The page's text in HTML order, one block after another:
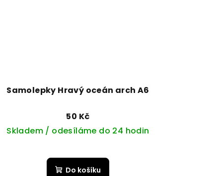
Samolepky Hravý oceán arch A6
50 Kč
Skladem / odesíláme do 24 hodin
Do košíku